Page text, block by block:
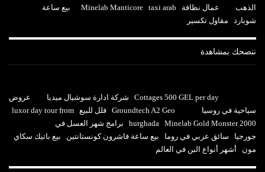
الذهب
عمال نظافة Minelab Manticore taxi arab
بيع ساعة
شوبارد
مقاول تكسير
ننصحك بمشاهدة
Cottages 500 GEL per day شركة ادارة سوشيال ميديا
عروض
سياحية في روسيا
Groundtech A2 Geo فلل للبيع luxor day tour from
hurghada Minelab Gold Monster 2000
برامج شهر العسل في
جورجيا
سائق عربي في روما بيع ساعة فاشرون كونستانتين
بيع باتيك سكاي
مون
أشهر أنواع البن في العالم